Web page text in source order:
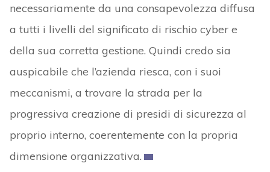
necessariamente da una consapevolezza diffusa
a tutti i livelli del significato di rischio cyber e
della sua corretta gestione. Quindi credo sia
auspicabile che l’azienda riesca, con i suoi
meccanismi, a trovare la strada per la
progressiva creazione di presidi di sicurezza al
proprio interno, coerentemente con la propria
dimensione organizzativa.